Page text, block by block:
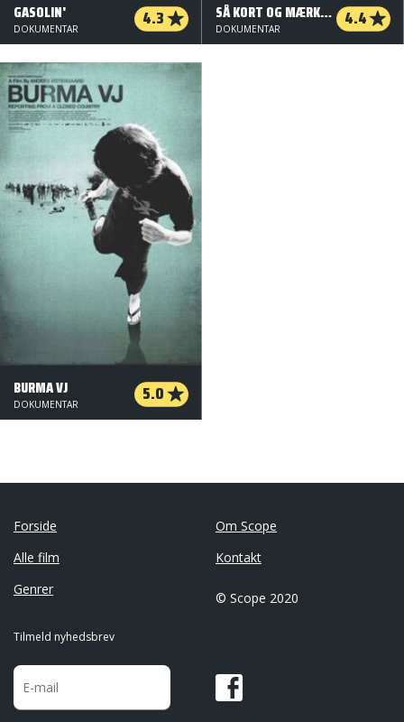
GASOLIN' 4.3
DOKUMENTAR
SÅ KORT OG MÆRKELIGT LIVET ER 4.4
DOKUMENTAR
BURMA VJ 5.0
DOKUMENTAR
Forside
Alle film
Genrer
Om Scope
Kontakt
© Scope 2020
Tilmeld nyhedsbrev